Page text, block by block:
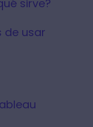
sirve?
de usar